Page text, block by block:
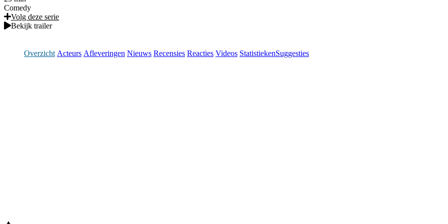
Comedy
Volg deze serie
Bekijk trailer
Overzicht Acteurs Afleveringen Nieuws Recensies Reacties Videos StatistiekenSuggesties